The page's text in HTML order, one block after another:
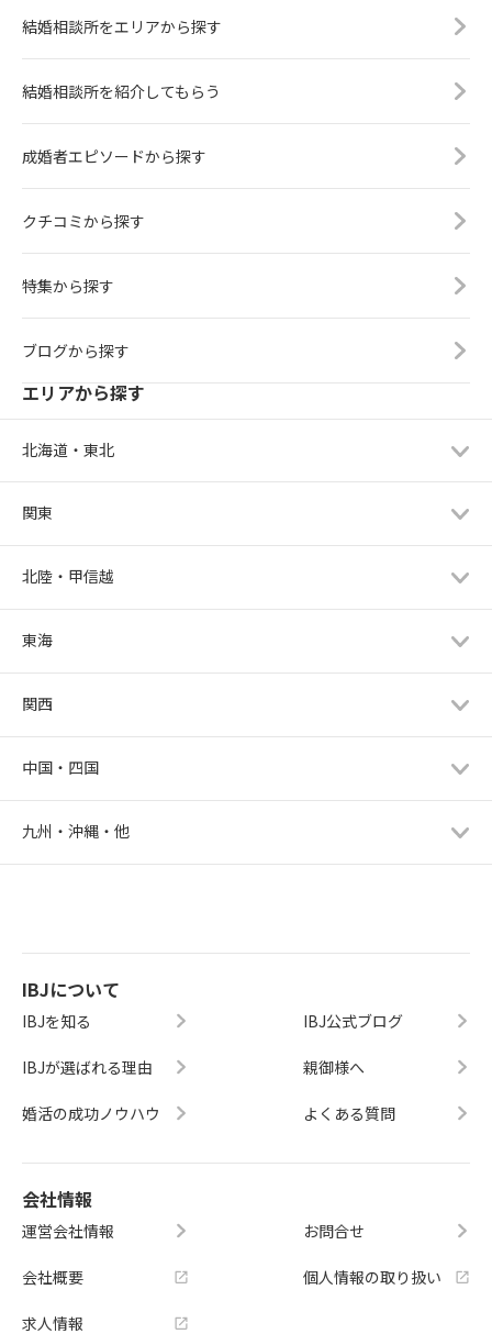
結婚相談所をエリアから探す
結婚相談所を紹介してもらう
成婚者エピソードから探す
クチコミから探す
特集から探す
ブログから探す
エリアから探す
北海道・東北
関東
北陸・甲信越
東海
関西
中国・四国
九州・沖縄・他
IBJについて
IBJを知る
IBJが選ばれる理由
婚活の成功ノウハウ
IBJ公式ブログ
親御様へ
よくある質問
会社情報
運営会社情報
会社概要
求人情報
お問合せ
個人情報の取り扱い